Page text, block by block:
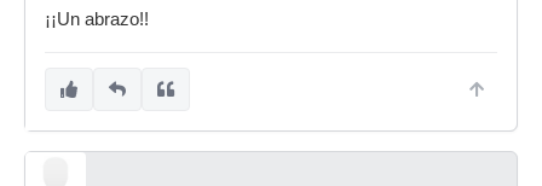
¡¡Un abrazo!!